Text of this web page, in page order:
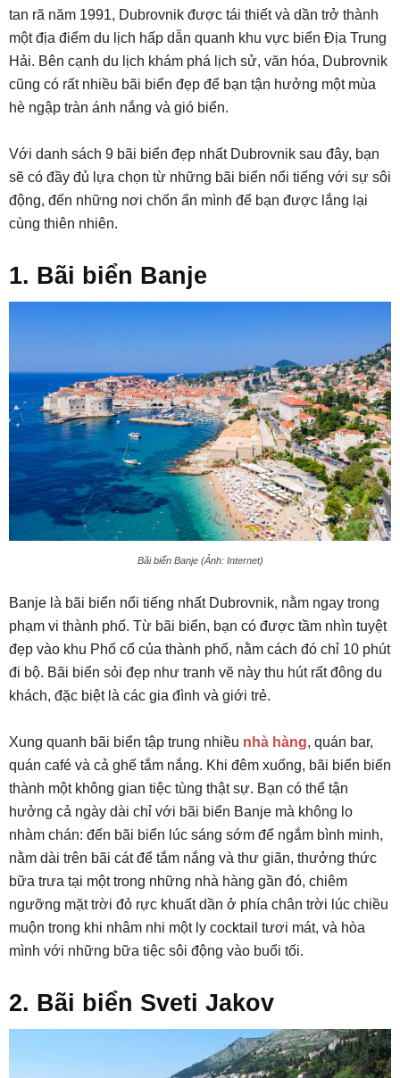
tan rã năm 1991, Dubrovnik được tái thiết và dần trở thành
một địa điểm du lịch hấp dẫn quanh khu vực biển Địa Trung
Hải. Bên cạnh du lịch khám phá lịch sử, văn hóa, Dubrovnik
cũng có rất nhiều bãi biển đẹp để bạn tận hưởng một mùa
hè ngập tràn ánh nắng và gió biển.
Với danh sách 9 bãi biển đẹp nhất Dubrovnik sau đây, bạn
sẽ có đầy đủ lựa chọn từ những bãi biển nổi tiếng với sự sôi
động, đến những nơi chốn ẩn mình để bạn được lắng lại
cùng thiên nhiên.
1. Bãi biển Banje
Bãi biển Banje (Ảnh: Internet)
Banje là bãi biển nổi tiếng nhất Dubrovnik, nằm ngay trong
phạm vi thành phố. Từ bãi biển, bạn có được tầm nhìn tuyệt
đẹp vào khu Phố cổ của thành phố, nằm cách đó chỉ 10 phút
đi bộ. Bãi biển sỏi đẹp như tranh vẽ này thu hút rất đông du
khách, đặc biệt là các gia đình và giới trẻ.
Xung quanh bãi biển tập trung nhiều nhà hàng, quán bar,
quán café và cả ghế tắm nắng. Khi đêm xuống, bãi biển biến
thành một không gian tiệc tùng thật sự. Bạn có thể tận
hưởng cả ngày dài chỉ với bãi biển Banje mà không lo
nhàm chán: đến bãi biển lúc sáng sớm để ngắm bình minh,
nằm dài trên bãi cát để tắm nắng và thư giãn, thưởng thức
bữa trưa tại một trong những nhà hàng gần đó, chiêm
ngưỡng mặt trời đỏ rực khuất dần ở phía chân trời lúc chiều
muộn trong khi nhâm nhi một ly cocktail tươi mát, và hòa
mình với những bữa tiệc sôi động vào buổi tối.
2. Bãi biển Sveti Jakov